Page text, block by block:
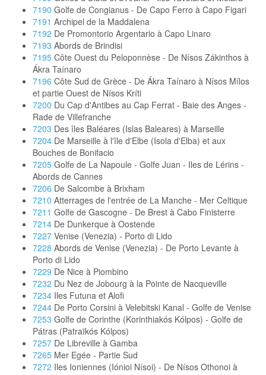
7190 Golfe de Congianus - De Capo Ferro à Capo Figari
7191 Archipel de la Maddalena
7192 De Promontorio Argentario à Capo Linaro
7193 Abords de Brindisi
7195 Côte Ouest du Peloponnèse - De Nísos Zákinthos à
Ákra Taínaro
7196 Côte Sud de Grèce - De Ákra Taínaro à Nísos Mílos
et partie Ouest de Nísos Kríti
7200 Du Cap d'Antibes au Cap Ferrat - Baie des Anges -
Rade de Villefranche
7203 Des îles Baléares (Islas Baleares) à Marseille
7204 De Marseille à l'île d'Elbe (Isola d'Elba) et aux
Bouches de Bonifacio
7205 Golfe de La Napoule - Golfe Juan - Iles de Lérins -
Abords de Cannes
7206 De Salcombe à Brixham
7210 Atterrages de l'entrée de La Manche - Mer Celtique
7211 Golfe de Gascogne - De Brest à Cabo Finisterre
7214 De Dunkerque à Oostende
7227 Venise (Venezia) - Porto di Lido
7228 Abords de Venise (Venezia) - De Porto Levante à
Porto di Lido
7229 De Nice à Piombino
7232 Du Nez de Jobourg à la Pointe de Nacqueville
7234 Iles Futuna et Alofi
7244 De Porto Corsini à Velebitski Kanal - Golfe de Venise
7253 Golfe de Corinthe (Korinthiakós Kólpos) - Golfe de
Pátras (Patraïkós Kólpos)
7257 De Libreville à Gamba
7265 Mer Egée - Partie Sud
7272 Iles Ioniennes (Iónioi Nísoi) - De Nísos Othonoi à